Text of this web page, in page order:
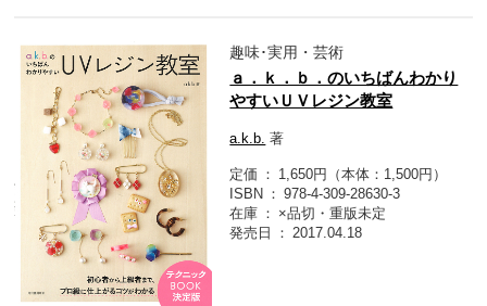
趣味･実用・芸術
ａ．ｋ．ｂ．のいちばんわかり
やすいＵＶレジン教室
a.k.b. 著
定価
1,650円（本体：1,500円）
ISBN
978-4-309-28630-3
在庫
×品切・重版未定
発売日
2017.04.18